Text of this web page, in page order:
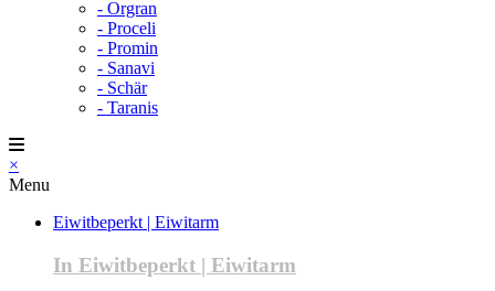
- Orgran
- Proceli
- Promin
- Sanavi
- Schär
- Taranis
×
Menu
Eiwitbeperkt | Eiwitarm
In Eiwitbeperkt | Eiwitarm